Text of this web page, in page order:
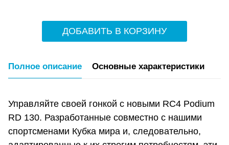
ДОБАВИТЬ В КОРЗИНУ
Полное описание Основные характеристики
Управляйте своей гонкой с новыми RC4 Podium
RD 130. Разработанные совместно с нашими
спортсменами Кубка мира и, следовательно,